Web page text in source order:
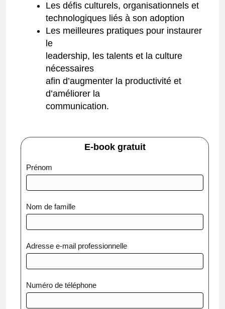
Les défis culturels, organisationnels et
technologiques liés à son adoption
Les meilleures pratiques pour instaurer
le
leadership, les talents et la culture
nécessaires
afin d’augmenter la productivité et
d’améliorer la
communication.
E-book gratuit
harvard-
business
Prénom
Nom de famille
Adresse e-mail professionnelle
Numéro de téléphone